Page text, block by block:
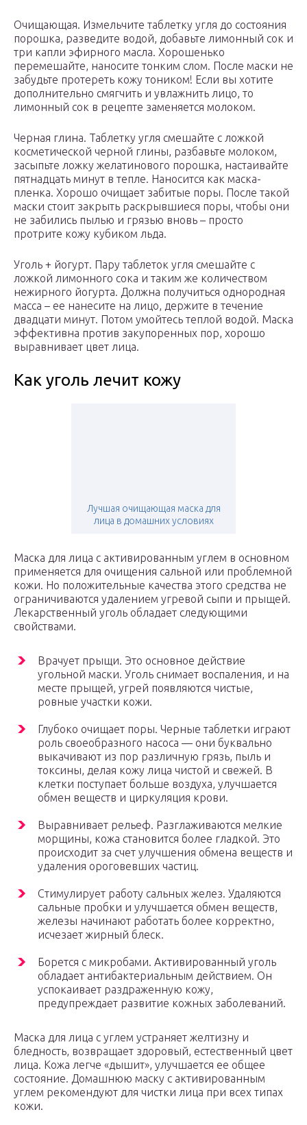
Очищающая. Измельчите таблетку угля до состояния
порошка, разведите водой, добавьте лимонный сок и
три капли эфирного масла. Хорошенько
перемешайте, наносите тонким слом. После маски не
забудьте протереть кожу тоником! Если вы хотите
дополнительно смягчить и увлажнить лицо, то
лимонный сок в рецепте заменяется молоком.
Черная глина. Таблетку угля смешайте с ложкой
косметической черной глины, разбавьте молоком,
засыпьте ложку желатинового порошка, настаивайте
пятнадцать минут в тепле. Наносится как маска-
пленка. Хорошо очищает забитые поры. После такой
маски стоит закрыть раскрывшиеся поры, чтобы они
не забились пылью и грязью вновь – просто
протрите кожу кубиком льда.
Уголь + йогурт. Пару таблеток угля смешайте с
ложкой лимонного сока и таким же количеством
нежирного йогурта. Должна получиться однородная
масса – ее нанесите на лицо, держите в течение
двадцати минут. Потом умойтесь теплой водой. Маска
эффективна против закупоренных пор, хорошо
выравнивает цвет лица.
Как уголь лечит кожу
Лучшая очищающая маска для
лица в домашних условиях
Маска для лица с активированным углем в основном
применяется для очищения сальной или проблемной
кожи. Но положительные качества этого средства не
ограничиваются удалением угревой сыпи и прыщей.
Лекарственный уголь обладает следующими
свойствами.
Врачует прыщи. Это основное действие
угольной маски. Уголь снимает воспаления, и на
месте прыщей, угрей появляются чистые,
ровные участки кожи.
Глубоко очищает поры. Черные таблетки играют
роль своеобразного насоса — они буквально
выкачивают из пор различную грязь, пыль и
токсины, делая кожу лица чистой и свежей. В
клетки поступает больше воздуха, улучшается
обмен веществ и циркуляция крови.
Выравнивает рельеф. Разглаживаются мелкие
морщины, кожа становится более гладкой. Это
происходит за счет улучшения обмена веществ и
удаления ороговевших частиц.
Стимулирует работу сальных желез. Удаляются
сальные пробки и улучшается обмен веществ,
железы начинают работать более корректно,
исчезает жирный блеск.
Борется с микробами. Активированный уголь
обладает антибактериальным действием. Он
успокаивает раздраженную кожу,
предупреждает развитие кожных заболеваний.
Маска для лица с углем устраняет желтизну и
бледность, возвращает здоровый, естественный цвет
лица. Кожа легче «дышит», улучшается ее общее
состояние. Домашнюю маску с активированным
углем рекомендуют для чистки лица при всех типах
кожи.